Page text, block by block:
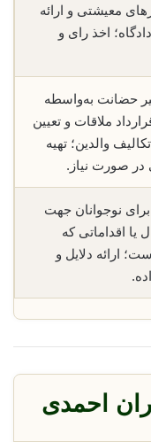
معیشتی و ارائه
اخذ رای و
حضانت به‌واسطه
ملاقات و تعیین
والدین؛ تهیه
در صورت نیاز.
برای نوجوانان جهت
یا اقداماتی که
ارائه دلایل و
احمدی